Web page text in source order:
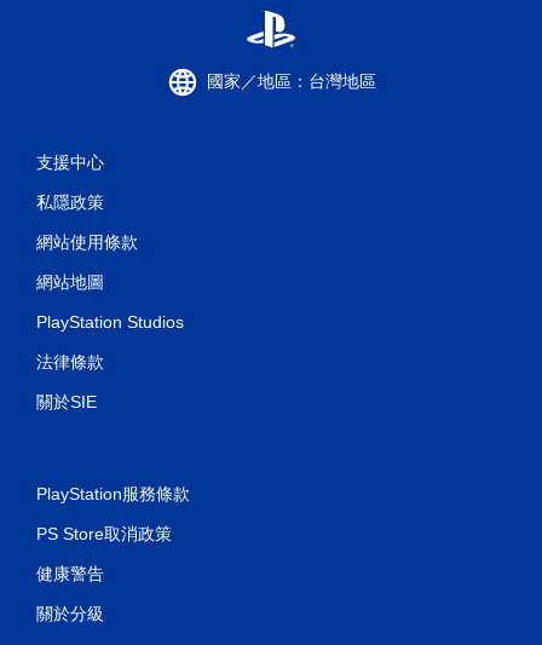
國家／地區：台灣地區
支援中心
私隱政策
網站使用條款
網站地圖
PlayStation Studios
法律條款
關於SIE
PlayStation服務條款
PS Store取消政策
健康警告
關於分級